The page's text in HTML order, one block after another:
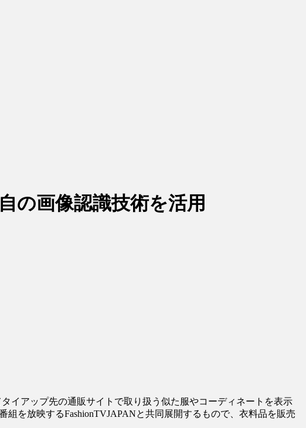
の画像認識技術を活用
イアップ先の通販サイトで取り扱う似た服やコーディネートを表示
を放映するFashionTVJAPANと共同展開するもので、衣料品を販売